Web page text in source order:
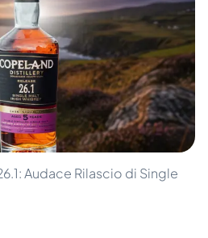
Audace Rilascio di Single